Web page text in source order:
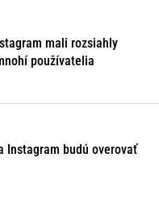
mali rozsiahly
používatelia
Instagram budú overovať